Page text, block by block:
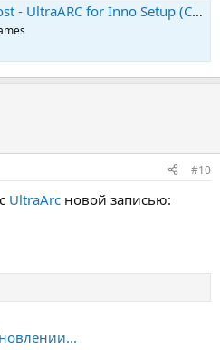
for Inno Setup (Conversion Tool)
#10
UltraArc новой записью: